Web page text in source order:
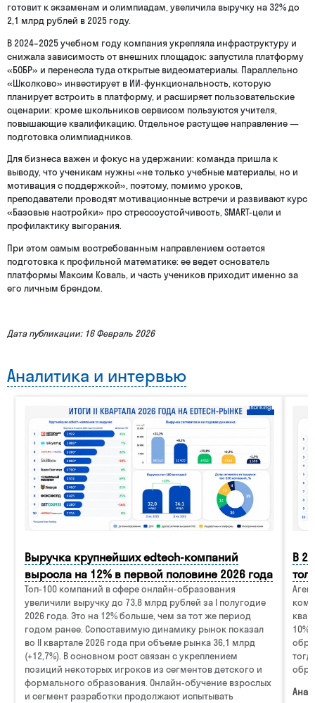
готовит к экзаменам и олимпиадам, увеличила выручку на 32% до
2,1 млрд рублей в 2025 году.
В 2024–2025 учебном году компания укрепляла инфраструктуру и
снижала зависимость от внешних площадок: запустила платформу
«БОБР» и перенесла туда открытые видеоматериалы. Параллельно
«Школково» инвестирует в ИИ-функциональность, которую
планирует встроить в платформу, и расширяет пользовательские
сценарии: кроме школьников сервисом пользуются учителя,
повышающие квалификацию. Отдельное растущее направление —
подготовка олимпиадников.
Для бизнеса важен и фокус на удержании: команда пришла к
выводу, что ученикам нужны «не только учебные материалы, но и
мотивация с поддержкой», поэтому, помимо уроков,
преподаватели проводят мотивационные встречи и развивают курс
«Базовые настройки» про стрессоустойчивость, SMART-цели и
профилактику выгорания.
При этом самым востребованным направлением остается
подготовка к профильной математике: ее ведет основатель
платформы Максим Коваль, и часть учеников приходит именно за
его личным брендом.
Дата публикации: 16 Февраль 2026
Аналитика и интервью
Выручка крупнейших edtech-компаний
выросла на 12% в первой половине 2026 года
Топ-100 компаний в сфере онлайн-образования
увеличили выручку до 73,8 млрд рублей за I полугодие
2026 года. Это на 12% больше, чем за тот же период
годом ранее. Сопоставимую динамику рынок показал
во II квартале 2026 года при объеме рынка 36,1 млрд
(+12,7%). В основном рост связан с укреплением
позиций некоторых игроков из сегментов детского и
формального образования. Онлайн-обучение взрослых
и сегмент разработки продолжают испытывать
В